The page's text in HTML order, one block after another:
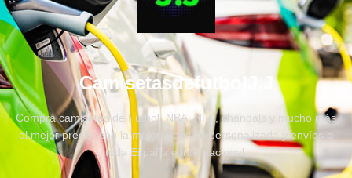
CamisetasdefutbolJ.J
Compra camisetas de Fútbol, NBA, NFL, chandals y mucho más
al mejor precio, con la mejor atención personalizada y envíos a
toda España e internacional.